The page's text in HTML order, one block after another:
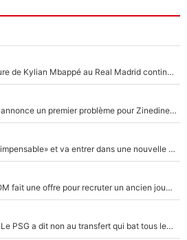
«C'est une fierté» : La signature de Kylian Mbappé au Real Madrid continue de régaler l'Espagne
Michael Olise : Pierre Ménès annonce un premier problème pour Zinedine Zidane en équipe de France
F1 - Alpine signe un accord «impensable» et va entrer dans une nouvelle dimension : Grande nouvelle pour Pierre Gasly !
«C’est un très bon choix» : L'OM fait une offre pour recruter un ancien joueur du PSG... et c'est validé dans l'After Foot !
140M€ pour Yan Diomandé : Le PSG a dit non au transfert qui bat tous les records sur le mercato